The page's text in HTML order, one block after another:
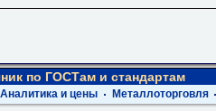
по ГОСТам и стандартам
Аналитика и цены Металлоторговля